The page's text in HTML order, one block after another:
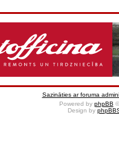
Sazināties ar foruma
Powered by phpBB
Design by